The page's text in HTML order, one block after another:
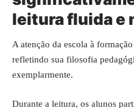
leitura fluida e
A atenção da escola à
refletindo sua filosofia
exemplarmente.
Durante a leitura, os alunos